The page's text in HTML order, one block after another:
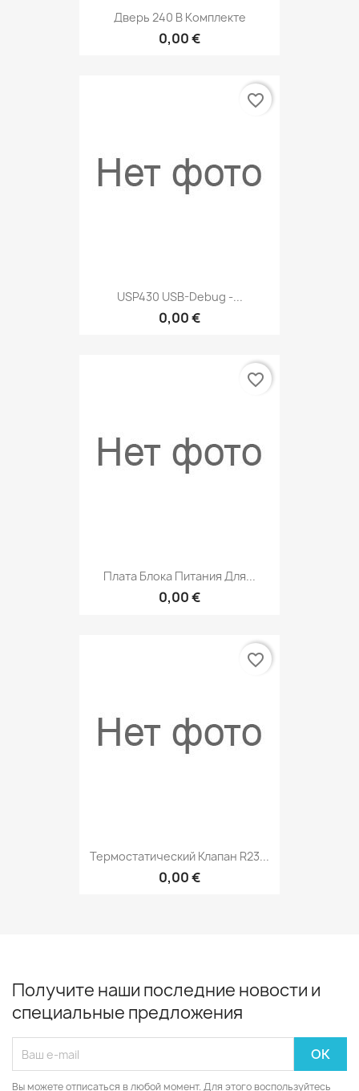
Дверь 240 В Комплекте
0,00 €
USP430 USB-Debug -...
0,00 €
favorite_border
Плата Блока Питания Для...
0,00 €
favorite_border
Термостатический Клапан R23...
0,00 €
favorite_border
Получите наши последние новости и
специальные предложения
Вы можете отписаться в любой момент. Для этого воспользуйтесь